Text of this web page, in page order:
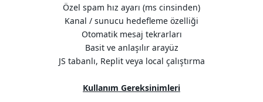
Özel spam hız ayarı (ms cinsinden)
Kanal / sunucu hedefleme özelliği
Otomatik mesaj tekrarları
Basit ve anlaşılır arayüz
JS tabanlı, Replit veya local çalıştırma
Kullanım Gereksinimleri